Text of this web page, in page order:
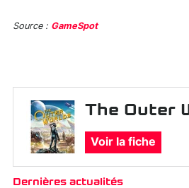
Source : GameSpot
The Outer
Voir la fiche
Dernières actualités